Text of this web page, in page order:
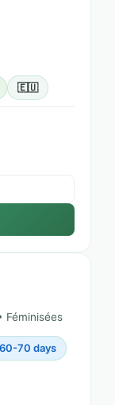
🇪🇺
Féminisées
70 days